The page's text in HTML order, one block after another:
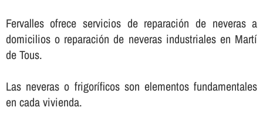
Fervalles ofrece servicios de reparación de neveras a
domicilios o reparación de neveras industriales en Martí
de Tous.
Las neveras o frigorí­ficos son elementos fundamentales
en cada vivienda.